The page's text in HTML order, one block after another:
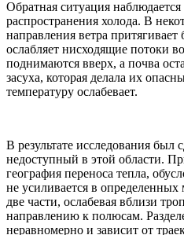
Обратная ситуация наблюдается
распространения холода. В
направления ветра
ослабляет нисходящие потоки
поднимаются вверх, а почва
засуха, которая делала их
температуру ослабевает.
В результате исследования был
недоступный в этой области.
география переноса тепла,
не усиливается в определенных
две части, ослабевая вблизи
направлению к полюсам.
неравномерно и зависит от